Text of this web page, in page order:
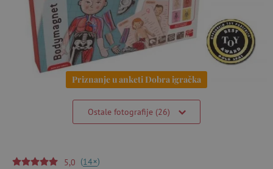
Priznanje u anketi Dobra igračka
Ostale fotografije (26)
5,0 (14+)